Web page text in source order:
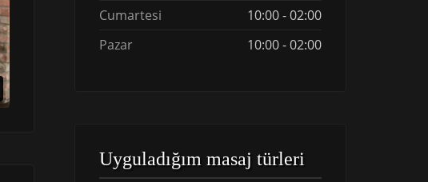
Cumartesi
10:00 - 02:00
Pazar
10:00 - 02:00
Uyguladığım masaj türleri